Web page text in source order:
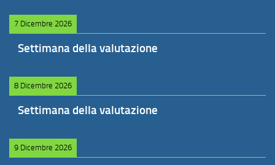
7 Dicembre 2026
Settimana della valutazione
8 Dicembre 2026
Settimana della valutazione
9 Dicembre 2026